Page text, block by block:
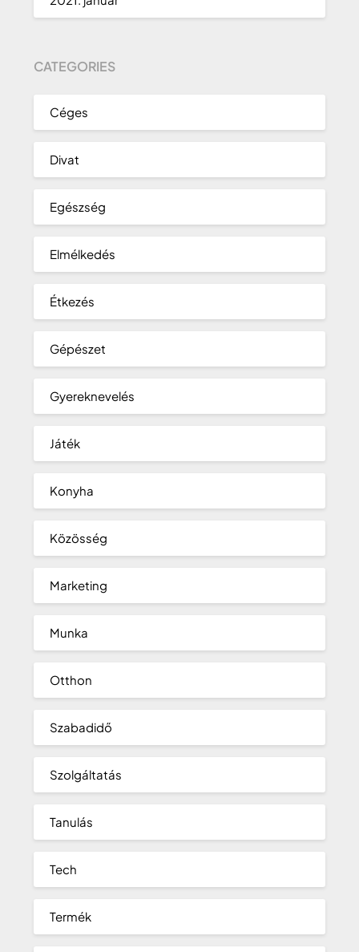
CATEGORIES
Céges
Divat
Egészség
Elmélkedés
Étkezés
Gépészet
Gyereknevelés
Játék
Konyha
Közösség
Marketing
Munka
Otthon
Szabadidő
Szolgáltatás
Tanulás
Tech
Termék